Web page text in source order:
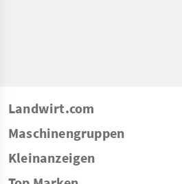
Landwirt.com
Maschinengruppen
Kleinanzeigen